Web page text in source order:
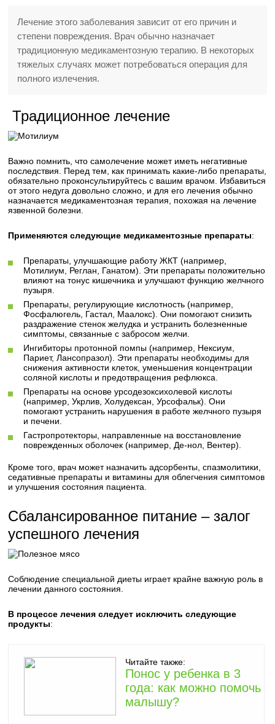
Лечение этого заболевания зависит от его причин и
степени повреждения. Врач обычно назначает
традиционную медикаментозную терапию. В некоторых
тяжелых случаях может потребоваться операция для
полного излечения.
Традиционное лечение
Важно помнить, что самолечение может иметь негативные
последствия. Перед тем, как принимать какие-либо препараты,
обязательно проконсультируйтесь с вашим врачом. Избавиться
от этого недуга довольно сложно, и для его лечения обычно
назначается медикаментозная терапия, похожая на лечение
язвенной болезни.
Применяются следующие медикаментозные препараты:
Препараты, улучшающие работу ЖКТ (например,
Мотилиум, Реглан, Ганатом). Эти препараты положительно
влияют на тонус кишечника и улучшают функцию желчного
пузыря.
Препараты, регулирующие кислотность (например,
Фосфалюгель, Гастал, Маалокс). Они помогают снизить
раздражение стенок желудка и устранить болезненные
симптомы, связанные с забросом желчи.
Ингибиторы протонной помпы (например, Нексиум,
Париет, Лансопразол). Эти препараты необходимы для
снижения активности клеток, уменьшения концентрации
соляной кислоты и предотвращения рефлюкса.
Препараты на основе урсодезоксихолевой кислоты
(например, Укрлив, Холудексан, Урсофальк). Они
помогают устранить нарушения в работе желчного пузыря
и печени.
Гастропротекторы, направленные на восстановление
поврежденных оболочек (например, Де-нол, Вентер).
Кроме того, врач может назначить адсорбенты, спазмолитики,
седативные препараты и витамины для облегчения симптомов
и улучшения состояния пациента.
Сбалансированное питание – залог
успешного лечения
Соблюдение специальной диеты играет крайне важную роль в
лечении данного состояния.
В процессе лечения следует исключить следующие
продукты:
Читайте также:
Понос у ребенка в 3
года: как можно помочь
малышу?